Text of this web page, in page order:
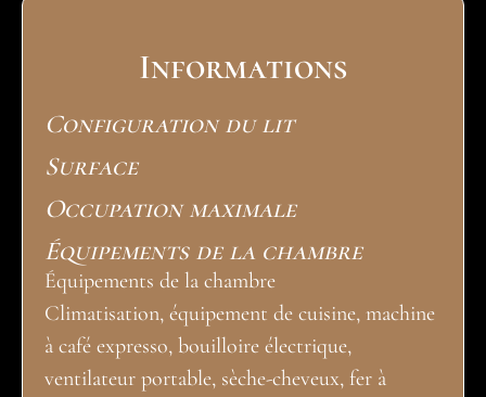
Informations
Configuration du lit
Surface
Occupation maximale
Équipements de la chambre
Équipements de la chambre
Climatisation, équipement de cuisine, machine
à café expresso, bouilloire électrique,
ventilateur portable, sèche-cheveux, fer à